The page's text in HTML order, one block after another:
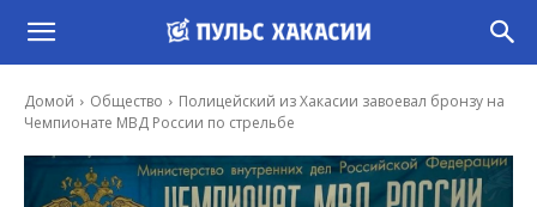
Домой Общество
Полицейский из Хакасии завоевал бронзу на
Чемпионате МВД России по стрельбе